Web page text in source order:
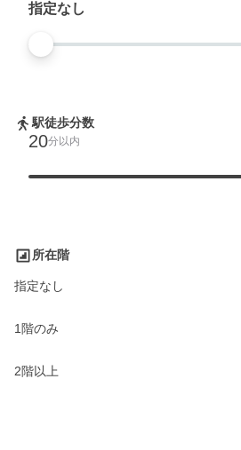
指定なし
駅徒歩分数
20分以内
所在階
指定なし
1階のみ
2階以上